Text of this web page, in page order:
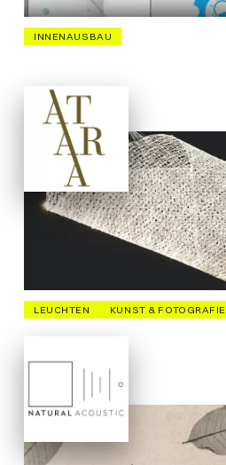
INNENAUSBAU
LEUCHTEN KUNST & FOTOGRAFIE